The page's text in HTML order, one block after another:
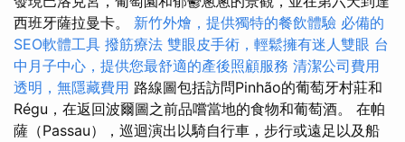
西班牙薩拉曼卡。 新竹外燴，提供獨特的餐飲體驗 必備的
SEO軟體工具 撥筋療法 雙眼皮手術，輕鬆擁有迷人雙眼 台
中月子中心，提供您最舒適的產後照顧服務 清潔公司費用
透明，無隱藏費用 路線圖包括訪問Pinhão的葡萄牙村莊和
Régu，在返回波爾圖之前品嚐當地的食物和葡萄酒。 在帕
薩（Passau），巡迴演出以騎自行車，步行或遠足以及船